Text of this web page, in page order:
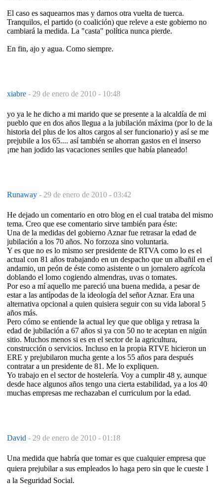
El caso es saquearnos mas y darnos otra vuelta de tuerca.
Tranquilos, el partido (o coalición) que releve a este gobierno no
cambiará la medida. La "casta" política nunca pierde.
En fin, ajo y agua. Como siempre.
xiabre - 29 de enero de 2010 - 10:48
yo ya le he dicho a mi marido que se presente a la alcaldía de mi
pueblo que en dos años llegua a la jubilación máxima (por lo de la
historia del plus de los altos cargos al ser funcionario) y así se me
prejubile a los 65.... así también se ahorran gastos en el inserso
¡me han jodido las vacaciones seniles que había planeado!
Runaway - 29 de enero de 2010 - 03:42
He dejado un comentario en otro blog en el cual trataba del mismo
tema. Creo que ese comentario sirve también para éste:
Una de la medidas del gobierno Aznar fue retrasar la edad de
jubilación a los 70 años. No forzoza sino voluntaria.
Y es que no es lo mismo ser presidente de RTVA como lo es el
actual con 81 años trabajando en un despacho que un albañil en el
andamio, un peón de éste como asistente o un jornalero agrícola
doblando el lomo cogiendo almendras, uvas o tomates.
Por eso a mí aquello me pareció una buena medida, a pesar de
estar a las antípodas de la ideología del señor Aznar. Era una
alternativa opcional a quien quisiera seguir con su vida laboral 5
años más.
Pero cómo se entiende la actual ley que que obliga y retrasa la
edad de jubilación a 67 años si ya con 50 no te aceptan en nigún
sitio. Muchos menos si es en el sector de la agricultura,
construcción o servicios. Incluso en la propia RTVE hicieron un
ERE y prejubilaron mucha gente a los 55 años para después
contratar a un presidente de 81. Me lo expliquen.
Yo trabajo en el sector de hostelería. Voy a cumplir 48 y, aunque
desde hace algunos años tengo una cierta estabilidad, ya a los 40
muchas empresas me rechazaban el curriculum por la edad.
David - 29 de enero de 2010 - 01:18
Una medida que habría que tomar es que cualquier empresa que
quiera prejubilar a sus empleados lo haga pero sin que le cueste 1 
a la Seguridad Social.